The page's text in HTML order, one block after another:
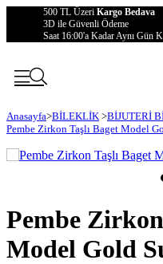
500 TL Üzeri Kargo Bedava
3D ile Güvenli Ödeme
Saat 16:00'a Kadar Aynı Gün
Anasayfa>BİLEKLİK >BİJUTERİ
Pembe Zirkon Taşlı Baget Model
Pembe
Model Gold